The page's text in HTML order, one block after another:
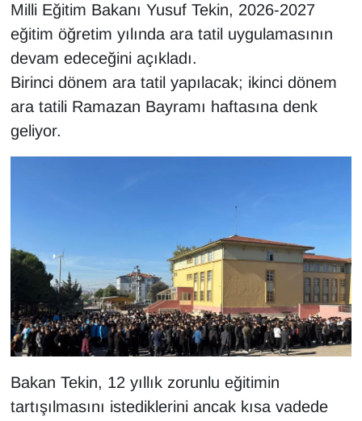
Milli Eğitim Bakanı Yusuf Tekin, 2026-2027
eğitim öğretim yılında ara tatil uygulamasının
devam edeceğini açıkladı.
Birinci dönem ara tatil yapılacak; ikinci dönem
ara tatili Ramazan Bayramı haftasına denk
geliyor.
Bakan Tekin, 12 yıllık zorunlu eğitimin
tartışılmasını istediklerini ancak kısa vadede
Kim Kimdir?
Kültür & Sanat
KURDÎ
POLİTİKA
Resmi İlanlar
RÖPORTAJ